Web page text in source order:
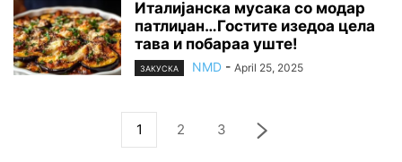
Италијанска мусака со модар
патлиџан…Гостите изедоа цела
тава и побараа уште!
ЗАКУСКА NMD - April 25, 2025
1 2 3